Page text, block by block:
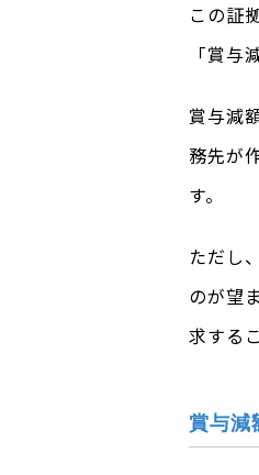
この証
「賞与
賞与減
務先が
す。
ただし
のが望
求する
賞与減